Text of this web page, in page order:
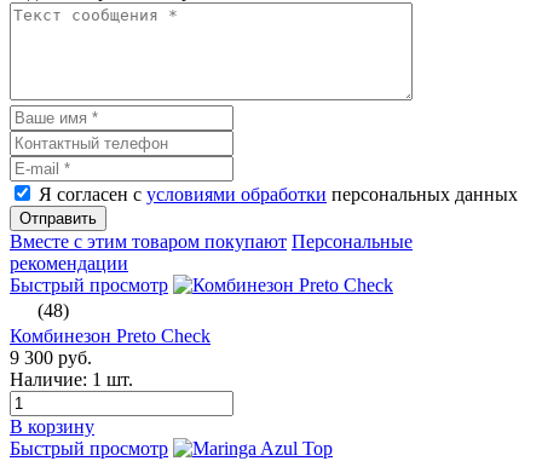
Я согласен с условиями обработки персональных данных
Отправить
Вместе с этим товаром покупают Персональные
рекомендации
Быстрый просмотр
(48)
Комбинезон Preto Check
9 300 руб.
Наличие: 1 шт.
В корзину
Быстрый просмотр